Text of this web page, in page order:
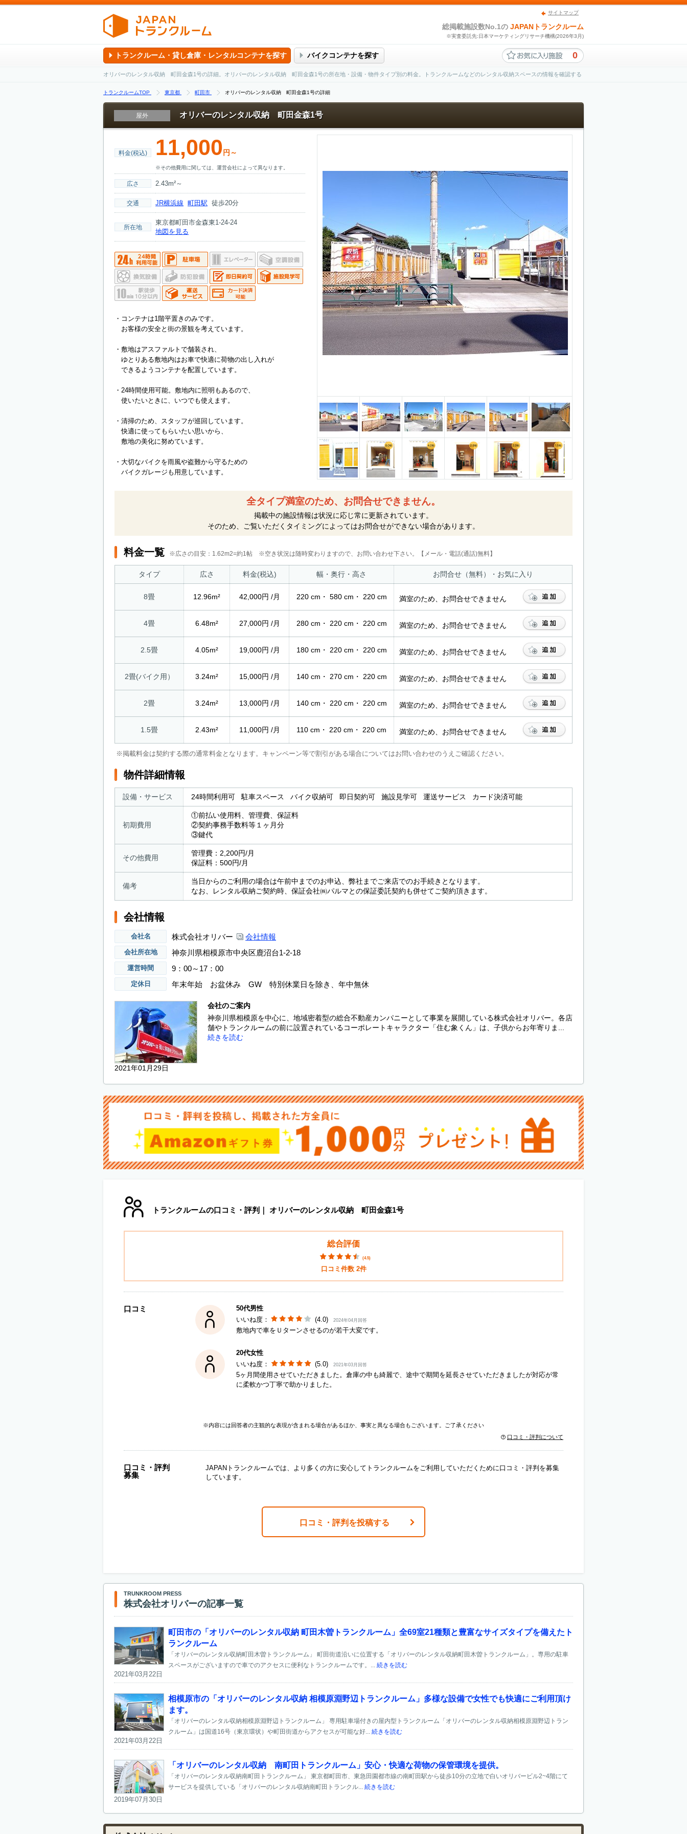
サイトマップ
総掲載施設数No.1の JAPANトランクルーム
※実査委託先:日本マーケティングリサーチ機構(2026年3月)
トランクルーム・貸し倉庫・レンタルコンテナを探す バイクコンテナを探す 0
オリバーのレンタル収納 町田金森1号の詳細。オリバーのレンタル収納 町田金森1号の所在地・設備・物件タイプ別の料金。トランクルームなどのレンタル収納スペースの情報を確認する
トランクルームTOP 東京都 町田市 オリバーのレンタル収納 町田金森1号の詳細
屋外 オリバーのレンタル収納 町田金森1号
料金(税込) 11,000 円～
※その他費用に関しては、運営会社によって異なります。
広さ 2.43m²～
交通 JR横浜線 町田駅 徒歩20分
所在地
東京都町田市金森東1-24-24
地図を見る
・コンテナは1階平置きのみです。
お客様の安全と街の景観を考えています。
・敷地はアスファルトで舗装され、
ゆとりある敷地内はお車で快適に荷物の出し入れが
できるようコンテナを配置しています。
・24時間使用可能。敷地内に照明もあるので、
使いたいときに、いつでも使えます。
・清掃のため、スタッフが巡回しています。
快適に使ってもらいたい思いから、
敷地の美化に努めています。
・大切なバイクを雨風や盗難から守るための
バイクガレージも用意しています。
全タイプ満室のため、お問合せできません。
掲載中の施設情報は状況に応じ常に更新されています。
そのため、ご覧いただくタイミングによってはお問合せができない場合があります。
料金一覧 ※広さの目安：1.62m2=約1帖 ※空き状況は随時変わりますので、お問い合わせ下さい。【メール・電話(通話)無料】
タイプ 広さ 料金(税込) 幅・奥行・高さ お問合せ（無料）・お気に入り
8畳 12.96m² 42,000円 /月 220 cm・ 580 cm・ 220 cm 満室のため、お問合せできません
4畳 6.48m² 27,000円 /月 280 cm・ 220 cm・ 220 cm 満室のため、お問合せできません
2.5畳 4.05m² 19,000円 /月 180 cm・ 220 cm・ 220 cm 満室のため、お問合せできません
2畳(バイク用） 3.24m² 15,000円 /月 140 cm・ 270 cm・ 220 cm 満室のため、お問合せできません
2畳 3.24m² 13,000円 /月 140 cm・ 220 cm・ 220 cm 満室のため、お問合せできません
1.5畳 2.43m² 11,000円 /月 110 cm・ 220 cm・ 220 cm 満室のため、お問合せできません
※掲載料金は契約する際の通常料金となります。キャンペーン等で割引がある場合についてはお問い合わせのうえご確認ください。
物件詳細情報
設備・サービス 24時間利用可 駐車スペース バイク収納可 即日契約可 施設見学可 運送サービス カード決済可能
初期費用
①前払い使用料、管理費、保証料
②契約事務手数料等１ヶ月分
③鍵代
その他費用
管理費：2,200円/月
保証料：500円/月
備考
当日からのご利用の場合は午前中までのお申込、弊社までご来店でのお手続きとなります。
なお、レンタル収納ご契約時、保証会社㈱パルマとの保証委託契約も併せてご契約頂きます。
会社情報
会社名 株式会社オリバー 会社情報
会社所在地 神奈川県相模原市中央区鹿沼台1-2-18
運営時間 9：00～17：00
定休日 年末年始 お盆休み GW 特別休業日を除き、年中無休
2021年01月29日
会社のご案内
神奈川県相模原を中心に、地域密着型の総合不動産カンパニーとして事業を展開している株式会社オリバー。各店
舗やトランクルームの前に設置されているコーポレートキャラクター「住む象くん」は、子供からお年寄りま...
続きを読む
トランクルームの口コミ・評判｜ オリバーのレンタル収納 町田金森1号
総合評価
(4.5)
口コミ件数 2件
口コミ
50代男性
いいね度：
(4.0) 2024年04月回答
敷地内で車をＵターンさせるのが若干大変です。
20代女性
いいね度：
(5.0) 2021年03月回答
5ヶ月間使用させていただきました。倉庫の中も綺麗で、途中で期間を延長させていただきましたが対応が常
に柔軟かつ丁寧で助かりました。
※内容には回答者の主観的な表現が含まれる場合があるほか、事実と異なる場合もございます。ご了承ください
口コミ・評判について
口コミ・評判
募集
JAPANトランクルームでは、より多くの方に安心してトランクルームをご利用していただくために口コミ・評判を募集
しています。
口コミ・評判を投稿する
TRUNKROOM PRESS
株式会社オリバーの記事一覧
町田市の「オリバーのレンタル収納 町田木曽トランクルーム」全69室21種類と豊富なサイズタイプを備えたト
ランクルーム
「オリバーのレンタル収納町田木曽トランクルーム」 町田街道沿いに位置する「オリバーのレンタル収納町田木曽トランクルーム」。専用の駐車
スペースがございますので車でのアクセスに便利なトランクルームです。...
続きを読む
2021年03月22日
相模原市の「オリバーのレンタル収納 相模原淵野辺トランクルーム」多様な設備で女性でも快適にご利用頂け
ます。
「オリバーのレンタル収納相模原淵野辺トランクルーム」 専用駐車場付きの屋内型トランクルーム「オリバーのレンタル収納相模原淵野辺トラン
クルーム」は国道16号（東京環状）や町田街道からアクセスが可能な好...
続きを読む
2021年03月22日
「オリバーのレンタル収納 南町田トランクルーム」安心・快適な荷物の保管環境を提供。
「オリバーのレンタル収納南町田トランクルーム」 東京都町田市、東急田園都市線の南町田駅から徒歩10分の立地で白いオリバービル2~4階にて
サービスを提供している「オリバーのレンタル収納南町田トランクル...
続きを読む
2019年07月30日